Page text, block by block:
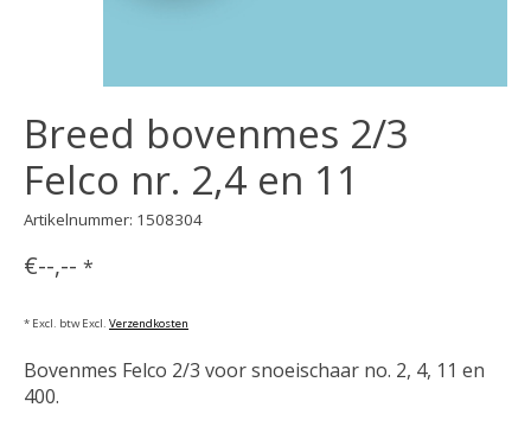
Breed bovenmes 2/3
Felco nr. 2,4 en 11
Artikelnummer: 1508304
€--,-- *
* Excl. btw Excl. Verzendkosten
Bovenmes Felco 2/3 voor snoeischaar no. 2, 4, 11 en
400.